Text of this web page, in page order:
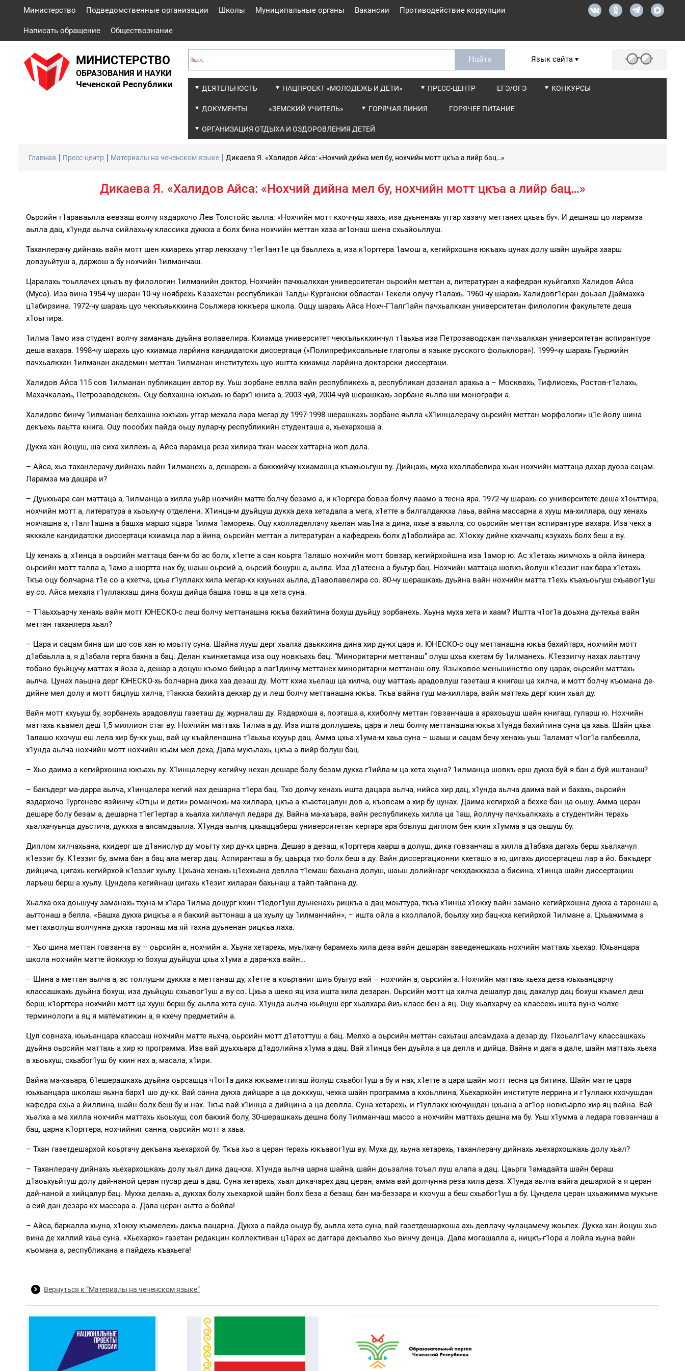
Министерство Подведомственные организации Школы Муниципальные органы Вакансии Противодействие коррупции
Написать обращение Обществознание
МИНИСТЕРСТВО
ОБРАЗОВАНИЯ И НАУКИ
Чеченской Республики
Язык сайта
ДЕЯТЕЛЬНОСТЬ НАЦПРОЕКТ «МОЛОДЕЖЬ И ДЕТИ» ПРЕСС-ЦЕНТР ЕГЭ/ОГЭ КОНКУРСЫ
ДОКУМЕНТЫ «ЗЕМСКИЙ УЧИТЕЛЬ» ГОРЯЧАЯ ЛИНИЯ ГОРЯЧЕЕ ПИТАНИЕ
ОРГАНИЗАЦИЯ ОТДЫХА И ОЗДОРОВЛЕНИЯ ДЕТЕЙ
Главная Пресс-центр Материалы на чеченском языке Дикаева Я. «Халидов Айса: «Нохчий дийна мел бу, нохчийн мотт цкъа а лийр бац…»
Дикаева Я. «Халидов Айса: «Нохчий дийна мел бу, нохчийн мотт цкъа а лийр бац…»
Оьрсийн г1араваьлла вевзаш волчу яздархочо Лев Толстойс аьлла: «Нохчийн мотт кхоччуш хаахь, иза дуьненахь уггар хазачу меттанех цхьаъ бу». И дешнаш цо ларамза
аьлла дац, х1унда аьлча сийлахьчу классика дуккха а болх бина нохчийн меттан хаза аг1онаш шена схьайоьллуш.
Таханлерачу дийнахь вайн мотт шен кхиарехь уггар леккхачу т1ег1ант1е ца баьллехь а, иза к1орггера 1амош а, кегийрхошна юкъахь цунах долу шайн шуьйра хаарш
довзуьйтуш а, даржош а бу нохчийн 1илманчаш.
Царалахь тоьллачех цхьаъ ву филологин 1илманийн доктор, Нохчийн пачхьалкхан университетан оьрсийн меттан а, литературан а кафедран куьйгалхо Халидов Айса
(Муса). Иза вина 1954-чу шеран 10-чу ноябрехь Казахстан республикан Талды-Кургански областан Текели олучу г1алахь. 1960-чу шарахь Халидовг1еран доьзал Даймахка
ц1абирзина. 1972-чу шарахь цуо чекхъяьккхина Соьлжера юккъера школа. Оццу шарахь Айса Нохч-Г1алг1айн пачхьалкхан университетан филологин факультете деша
х1оьттира.
1илма 1амо иза студент волчу заманахь дуьйна волавелира. Кхиамца университет чекхъяьккхинчул т1аьхьа иза Петрозаводскан пачхьалкхан университетан аспирантуре
деша вахара. 1998-чу шарахь цуо кхиамца ларйина кандидатски диссертаци («Полипрефиксальные глаголы в языке русского фольклора»). 1999-чу шарахь Гуьржийн
пачхьалкхан 1илманан академин меттан 1илманан институтехь цуо иштта кхиамца ларйина докторски диссертаци.
Халидов Айса 115 сов 1илманан публикацин автор ву. Уьш зорбане евлла вайн республикехь а, республикан дозанал арахьа а – Москвахь, Тифлисехь, Ростов-г1алахь,
Махачкалахь, Петрозаводскехь. Оцу белхашна юкъахь ю барх1 книга а, 2003-чуй, 2004-чуй шерашкахь зорбане яьлла ши монографи а.
Халидовс бинчу 1илманан белхашна юкъахь уггар мехала лара мегар ду 1997-1998 шерашкахь зорбане яьлла «Х1инцалерачу оьрсийн меттан морфологи» ц1е йолу шина
декъехь лаьтта книга. Оцу пособих пайда оьцу луларчу республикийн студенташа а, хьехархоша а.
Дукха хан йоцуш, ша сиха хиллехь а, Айса ларамца реза хилира тхан масех хаттарна жоп дала.
– Айса, хьо таханлерачу дийнахь вайн 1илманехь а, дешарехь а баккхийчу кхиамашца къахьоьгуш ву. Дийцахь, муха кхоллабелира хьан нохчийн маттаца дахар дуоза сацам.
Ларамза ма дацара и?
– Дуьххьара сан маттаца а, 1илманца а хилла уьйр нохчийн матте болчу безамо а, и к1оргера бовза болчу лаамо а тесна яра. 1972-чу шарахь со университете деша х1оьттира,
нохчийн мотт а, литература а хьоьхучу отделени. Х1инца-м дуьйцуш дукха деха хетадала а мега, х1етте а билгалдаккха лаьа, вайна массарна а хууш ма-хиллара, оцу хенахь
нохчашна а, г1алг1ашна а башха маршо яцара 1илма 1аморехь. Оцу кхолладеллачу хьелан маь1на а дина, яхье а ваьлла, со оьрсийн меттан аспирантуре вахара. Иза чекх а
яккхале кандидатски диссертаци кхиамца лар а йина, оьрсийн меттан а литературан а кафедрехь болх д1аболийра ас. Х1окху дийне кхаччалц кзухахь болх беш а ву.
Цу хенахь а, х1инца а оьрсийн маттаца бан-м бо ас болх, х1етте а сан коьрта 1алашо нохчийн мотт бовзар, кегийрхойшна иза 1амор ю. Ас х1етахь жимчохь а ойла йинера,
оьрсийн мотт талла а, 1амо а шортта нах бу, шаьш оьрсий а, оьрсий боцурш а, аьлла. Иза д1атесна а буьтур бац. Нохчийн маттаца шовкъ йолуш к1еззиг нах бара х1етахь.
Ткъа оцу болчарна т1е со а кхетча, цхьа г1уллакх хила мегар-кх кхуьнах аьлла, д1аволавелира со. 80-чу шерашкахь дуьйна вайн нохчийн матта т1ехь къахьоьгуш схьавог1уш
ву со. Айса мехала г1уллакхаш дина бохуш дийца башха товш а ца хета суна.
– Т1аьххьарчу хенахь вайн мотт ЮНЕСКО-с леш болчу меттанашна юкъа бахийтина бохуш дуьйцу зорбанехь. Хьуна муха хета и хаам? Иштта ч1ог1а доьхна ду-техьа вайн
меттан таханлера хьал?
– Цара и сацам бина ши шо сов хан ю моьтту суна. Шайна лууш дерг хьалха даьккхина дина хир ду-кх цара и. ЮНЕСКО-с оцу меттанашна юкъа бахийтарх, нохчийн мотт
д1абаьлла а, я д1абала герга бахна а бац. Делан къинхетамца иза оцу новкъахь бац. “Миноритарни меттанаш” олуш цхьа кхетам бу 1илманехь. К1еззигчу нахах лаьттачу
тобано буьйцучу маттах я йоза а, дешар а доцуш къомо бийцар а лаг1динчу меттанех миноритарни меттанаш олу. Языковое меньшинство олу царах, оьрсийн маттахь
аьлча. Цунах лаьцна дерг ЮНЕСКО-хь болчарна дика хаа дезаш ду. Мотт кхиа хьелаш ца хилча, оцу маттахь арадовлуш газеташ я книгаш ца хилча, и мотт болчу къомана де-
дийне мел долу и мотт бицлуш хилча, т1аккха бахийта декхар ду и леш болчу меттанашна юкъа. Ткъа вайна гуш ма-хиллара, вайн маттехь дерг кхин хьал ду.
Вайн мотт кхуьуш бу, зорбанехь арадовлуш газеташ ду, журналаш ду. Яздархоша а, поэташа а, кхиболчу меттан говзанчаша а арахоьцуш шайн книгаш, гуларш ю. Нохчийн
маттахь къамел деш 1,5 миллион стаг ву. Нохчийн маттахь 1илма а ду. Иза ишта доллушехь, цара и леш болчу меттанашна юкъа х1унда бахийтина суна ца хаьа. Шайн цхьа
1алашо кхочуш еш лела хир бу-кх уьш, вай цу къайленашна т1аьхьа кхууьр дац. Амма цхьа х1ума-м хаьа суна – шаьш и сацам бечу хенахь уьш 1аламат ч1ог1а галбевлла,
х1унда аьлча нохчийн мотт нохчийн къам мел деха, Дала мукълахь, цкъа а лийр болуш бац.
– Хьо даима а кегийрхошна юкъахь ву. Х1инцалерчу кегийчу нехан дешаре болу безам дукха г1ийла-м ца хета хьуна? 1илманца шовкъ ерш дукха буй я бан а буй иштанаш?
– Бакъдерг ма-дарра аьлча, х1инцалера кегий нах дешарна т1ера бац. Тхо долчу хенахь ишта дацара аьлча, нийса хир дац, х1унда аьлча даима вай и бахахь, оьрсийн
яздархочо Тургеневс язйинчу «Отцы и дети» романчохь ма-хиллара, цкъа а къастацалун дов а, къовсам а хир бу цунах. Даима кегирхой а бехке бан ца оьшу. Амма церан
дешаре болу безам а, дешарна т1ег1ертар а хьалха хиллачул ледара ду. Вайна ма-хаъара, вайн республикехь хилла ца 1аш, йоллучу пачхьалкхахь а студентийн терахь
хьалхачуьнца дуьстича, дуккха а алсамдаьлла. Х1унда аьлча, цхьаццаберш университетан кертара ара бовлуш диплом бен кхин х1умма а ца оьшуш бу.
Диплом хилчахьана, кхидерг ша д1анислур ду моьтту хир ду-кх царна. Дешар а дезаш, к1орггера хаарш а долуш, дика говзанчаш а хилла д1абаха дагахь берш хьалхачул
к1еззиг бу. К1еззиг бу, амма бан а бац ала мегар дац. Аспиранташ а бу, цаьрца тхо болх беш а ду. Вайн диссертационни кхеташо а ю, цигахь диссертацеш лар а йо. Бакъдерг
дийцича, цигахь кегийрхой к1еззиг хуьлу. Цхьана хенахь ц1еххьана девлла т1емаш бахьана долуш, шаьш долийнарг чекхдаккхаза а бисина, х1инца шайн диссертациш
ларъеш берш а хуьлу. Цундела кегийнаш цигахь к1езиг хиларан бахьнаш а тайп-тайпана ду.
Хьалха оха доьшучу заманахь тхуна-м х1ара 1илма доцург кхин т1едог1уш дуьненахь рицкъа а дац моьттура, ткъа х1инца х1окху вайн замано кегийрхошна дукха а таронаш а,
аьттонаш а белла. «Башха дукха рицкъа а я бакхий аьттонаш а ца хуьлу цу 1илманчийн», – ишта ойла а кхоллалой, боьлху хир бац-кха кегийрхой 1илмане а. Цхьажимма а
меттахволуш волчунна дукха таронаш ма яй тахна дуьненан рицкъа лаха.
– Хьо шина меттан говзанча ву – оьрсийн а, нохчийн а. Хьуна хетарехь, муьлхачу барамехь хила деза вайн дешаран заведенешкахь нохчийн маттахь хьехар. Юхьанцара
школа нохчийн матте йоккхур ю бохуш дуьйцуш цхьа х1ума а дара-кха вайн…
– Шина а меттан аьлча а, ас толлуш-м дуккха а меттанаш ду, х1етте а коьртаниг шиъ буьтур вай – нохчийн а, оьрсийн а. Нохчийн маттахь хьеха деза юьхьанцарчу
классашкахь дуьйна бохуш, иза дуьйцуш схьавог1уш а ву со. Цхьа а шеко яц иза ишта хила дезаран. Оьрсийн мотт ца хилча дешалур дац, дахалур дац бохуш къамел деш
берш, к1орггера нохчийн мотт ца хууш берш бу, аьлла хета суна. Х1унда аьлча юьйцуш ерг хьалхара йиъ класс бен а яц. Оцу хьалхарчу еа классехь ишта вуно чолхе
терминологи а яц я математикин а, я кхечу предметийн а.
Цул совнаха, юьхьанцара классаш нохчийн матте яьхча, оьрсийн мотт д1атоттуш а бац. Мелхо а оьрсийн меттан сахьташ алсамдаха а дезар ду. Пхоьалг1ачу классашкахь
дуьйна оьрсийн маттахь а хир ю программа. Иза вай дуьххьара д1адолийна х1ума а дац. Вай х1инца бен дуьйла а ца делла и дийца. Вайна и дага а дале, шайн маттахь хьеха
а хьоьхуш, схьабог1уш бу кхин нах а, масала, х1ири.
Вайна ма-хаъара, б1ешерашкахь дуьйна оьрсашца ч1ог1а дика юкъаметтигаш йолуш схьабог1уш а бу и нах, х1етте а цара шайн мотт тесна ца битина. Шайн матте цара
юьхьанцара школаш яьхна барх1 шо ду-кх. Вай санна дукха дийцаре а ца доккхуш, чехка шайн программа а кхоьллина, Хьехархойн институте леррина и г1уллакх кхочушдан
кафедра схьа а йиллина, шайн болх беш бу и нах. Ткъа вай х1инца а дийцина а ца девлла. Суна хетарехь, и г1уллакх кхочушдан цхьана а аг1ор новкъарло хир яц вайна. Вай
хьалха а ма хилла нохчийн маттахь хьоьхуш, сол бакхий болу, 30-шерашкахь дешна болу 1илманчаш массо а нохчийн маттахь дешна ма бу. Уьш х1умма а ледара говзанчаш а
бац, царна к1орггера, нохчийниг санна, оьрсийн мотт а хаьа.
– Тхан газетдешархой коьртачу декъана хьехархой бу. Ткъа хьо а церан терахь юкъавог1уш ву. Муха ду, хьуна хетарехь, таханлерачу дийнахь хьехархошкахь долу хьал?
– Таханлерачу дийнахь хьехархошкахь долу хьал дика дац-кха. Х1унда аьлча царна шайна, шайн доьзална тоъал луш алапа а дац. Цаьрга 1амадайта шайн бераш
д1аоьхуьйтуш долу дай-наной церан пусар деш а дац. Суна хетарехь, хьал дикачарех дац церан, амма вай долчунна реза хила деза. Х1унда аьлча вайга дешархой а я церан
дай-наной а хийцалур бац. Мухха делахь а, дукхах болу хьехархой шайн болх беза а безаш, бан ма-беззара и кхочуш а беш схьабог1уш а бу. Цундела церан цхьажимма мукъне
а сий дан дезара-кх массара а. Дала церан аьтто а бойла!
– Айса, баркалла хьуна, х1окху къамелехь дакъа лацарна. Дукха а пайда оьцур бу, аьлла хета суна, вай газетдешархоша ахь деллачу чулацамечу жоьпех. Дукха хан йоцуш хьо
вина де хиллий хаьа суна. «Хьехархо» газетан редакцин коллективан ц1арах ас даггара декъалво хьо винчу денца. Дала могашалла а, ницкъ-г1ора а лойла хьуна вайн
къомана а, республикана а пайдехь къахьега!
Вернуться к “Материалы на чеченском языке”